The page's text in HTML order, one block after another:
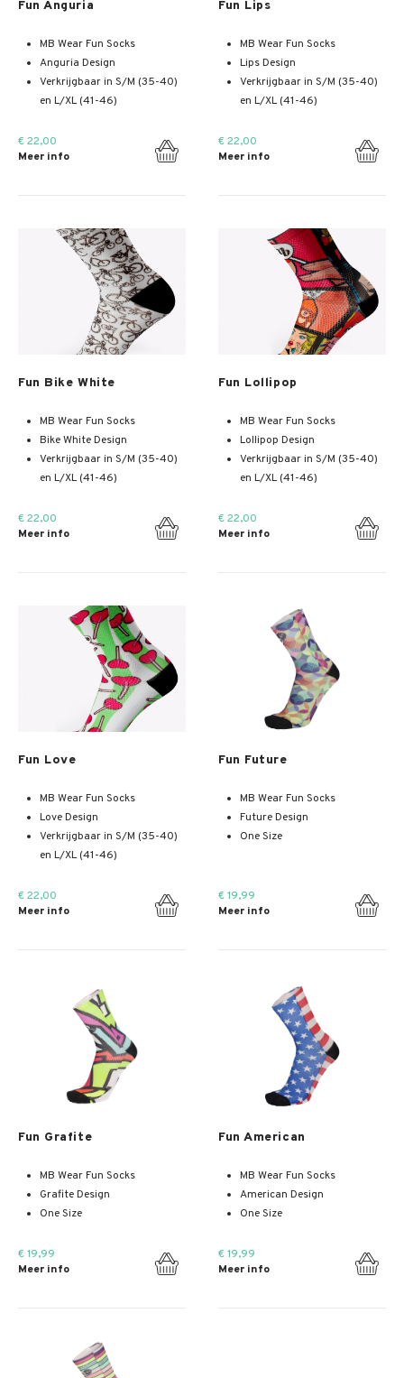
Fun Anguria
MB Wear Fun Socks
Anguria Design
Verkrijgbaar in S/M (35-40)
en L/XL (41-46)
€ 22,00
Meer info
Fun Lips
MB Wear Fun Socks
Lips Design
Verkrijgbaar in S/M (35-40)
en L/XL (41-46)
€ 22,00
Meer info
Fun Bike White
MB Wear Fun Socks
Bike White Design
Verkrijgbaar in S/M (35-40)
en L/XL (41-46)
€ 22,00
Meer info
Fun Lollipop
MB Wear Fun Socks
Lollipop Design
Verkrijgbaar in S/M (35-40)
en L/XL (41-46)
€ 22,00
Meer info
Fun Love
MB Wear Fun Socks
Love Design
Verkrijgbaar in S/M (35-40)
en L/XL (41-46)
€ 22,00
Meer info
Fun Future
MB Wear Fun Socks
Future Design
One Size
€ 19,99
Meer info
Fun Grafite
MB Wear Fun Socks
Grafite Design
One Size
€ 19,99
Meer info
Fun American
MB Wear Fun Socks
American Design
One Size
€ 19,99
Meer info